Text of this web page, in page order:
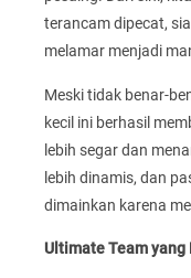
terancam dipecat,
melamar menjadi
Meski tidak benar-
kecil ini berhasil
lebih segar dan
lebih dinamis, dan
dimainkan karena
Ultimate Team yang